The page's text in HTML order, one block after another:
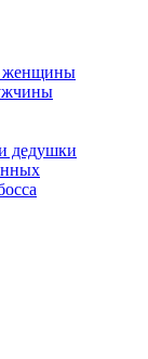
женщины
дедушки